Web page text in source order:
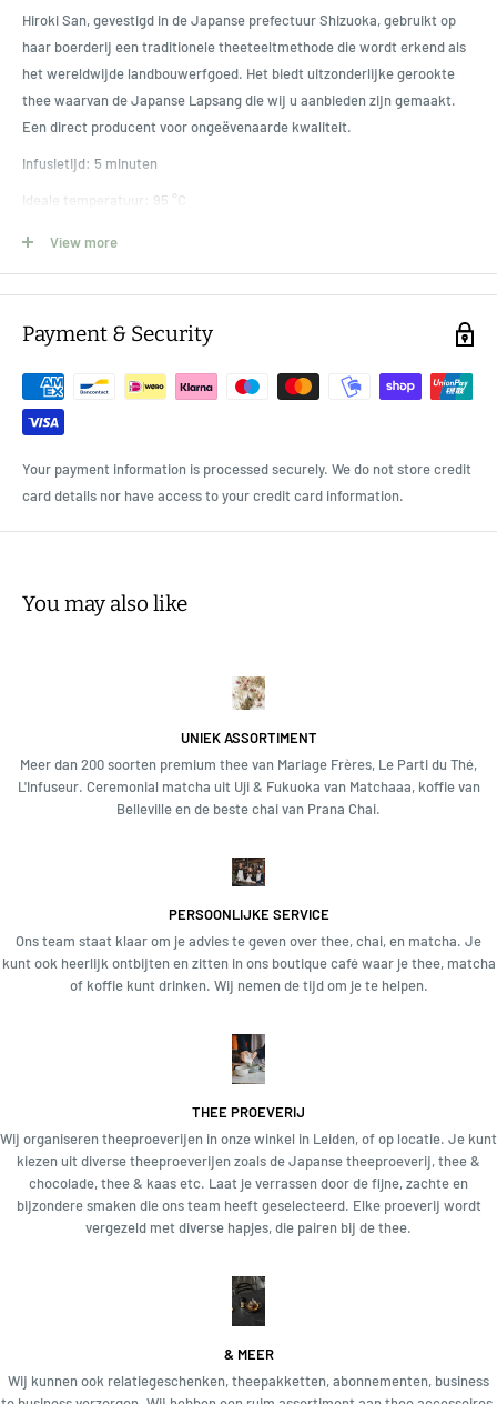
Hiroki San, gevestigd in de Japanse prefectuur Shizuoka, gebruikt op
haar boerderij een traditionele theeteeltmethode die wordt erkend als
het wereldwijde landbouwerfgoed. Het biedt uitzonderlijke gerookte
thee waarvan de Japanse Lapsang die wij u aanbieden zijn gemaakt.
Een direct producent voor ongeëvenaarde kwaliteit.
Infusietijd: 5 minuten
Ideale temperatuur: 95 °C
Aanbevolen hoeveelheid: 2 g per 20 cl
View more
Payment & Security
Your payment information is processed securely. We do not store credit
card details nor have access to your credit card information.
You may also like
UNIEK ASSORTIMENT
Meer dan 200 soorten premium thee van Mariage Frères, Le Parti du Thé,
L'Infuseur. Ceremonial matcha uit Uji & Fukuoka van Matchaaa, koffie van
Belleville en de beste chai van Prana Chai.
PERSOONLIJKE SERVICE
Ons team staat klaar om je advies te geven over thee, chai, en matcha. Je
kunt ook heerlijk ontbijten en zitten in ons boutique café waar je thee, matcha
of koffie kunt drinken. Wij nemen de tijd om je te helpen.
THEE PROEVERIJ
Wij organiseren theeproeverijen in onze winkel in Leiden, of op locatie. Je kunt
kiezen uit diverse theeproeverijen zoals de Japanse theeproeverij, thee &
chocolade, thee & kaas etc. Laat je verrassen door de fijne, zachte en
bijzondere smaken die ons team heeft geselecteerd. Elke proeverij wordt
vergezeld met diverse hapjes, die pairen bij de thee.
& MEER
Wij kunnen ook relatiegeschenken, theepakketten, abonnementen, business